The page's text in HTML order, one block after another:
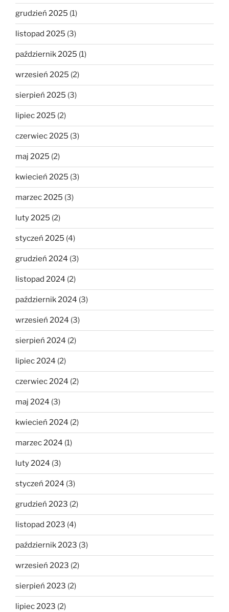
grudzień 2025 (1)
listopad 2025 (3)
październik 2025 (1)
wrzesień 2025 (2)
sierpień 2025 (3)
lipiec 2025 (2)
czerwiec 2025 (3)
maj 2025 (2)
kwiecień 2025 (3)
marzec 2025 (3)
luty 2025 (2)
styczeń 2025 (4)
grudzień 2024 (3)
listopad 2024 (2)
październik 2024 (3)
wrzesień 2024 (3)
sierpień 2024 (2)
lipiec 2024 (2)
czerwiec 2024 (2)
maj 2024 (3)
kwiecień 2024 (2)
marzec 2024 (1)
luty 2024 (3)
styczeń 2024 (3)
grudzień 2023 (2)
listopad 2023 (4)
październik 2023 (3)
wrzesień 2023 (2)
sierpień 2023 (2)
lipiec 2023 (2)